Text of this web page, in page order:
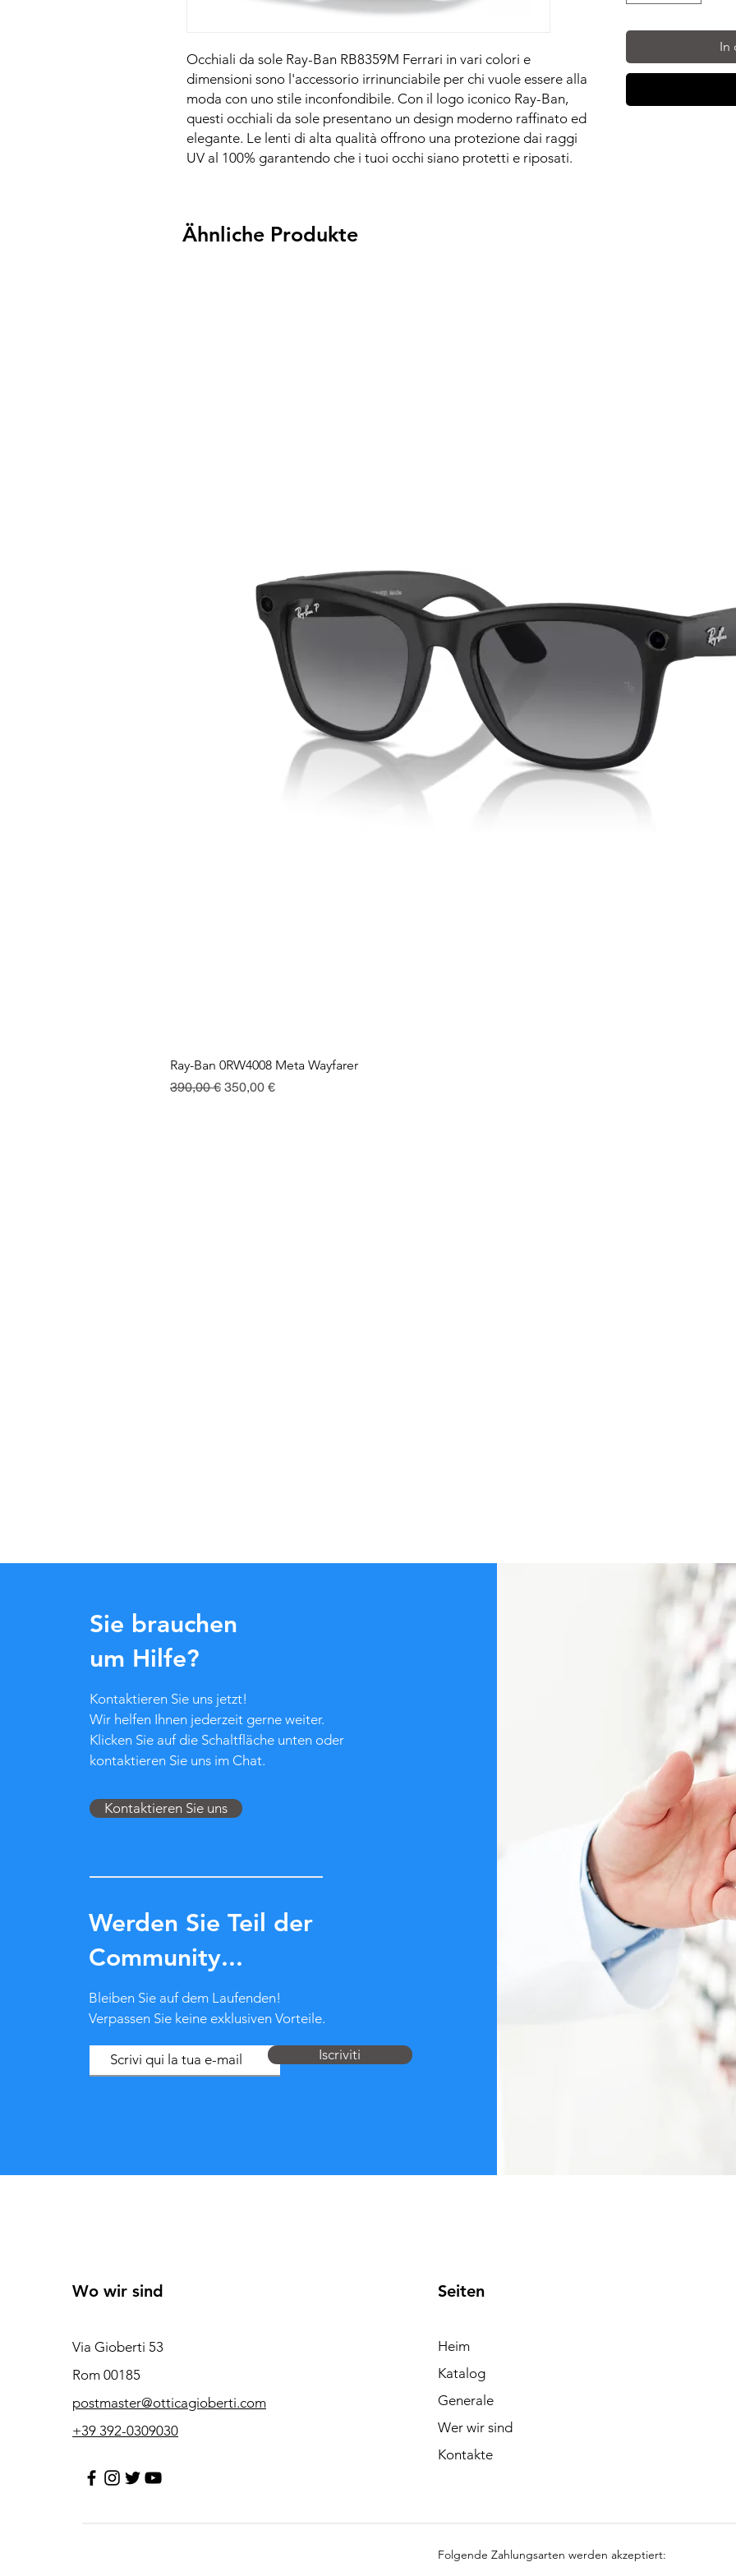
Occhiali da sole Ray-Ban RB8359M Ferrari in vari colori e
dimensioni sono l'accessorio irrinunciabile per chi vuole essere alla
moda con uno stile inconfondibile. Con il logo iconico Ray-Ban,
questi occhiali da sole presentano un design moderno raffinato ed
elegante. Le lenti di alta qualità offrono una protezione dai raggi
UV al 100% garantendo che i tuoi occhi siano protetti e riposati.
In
Ähnliche Produkte
Ray-Ban 0RW4008 Meta Wayfarer
Standardpreis
390,00 € Sale-Preis
350,00 €
Sie brauchen
um Hilfe?
Kontaktieren Sie uns jetzt!
Wir helfen Ihnen jederzeit gerne weiter.
Klicken Sie auf die Schaltfläche unten oder
kontaktieren Sie uns im Chat.
Kontaktieren Sie uns
Werden Sie Teil der
Community...
Bleiben Sie auf dem Laufenden!
Verpassen Sie keine exklusiven Vorteile.
Iscriviti
Wo wir sind
Via Gioberti 53
Rom 00185
postmaster@otticagioberti.com
+39 392-0309030
Seiten
Heim
Katalog
Generale
Wer wir sind
Kontakte
Folgende Zahlungsarten werden akzeptiert: